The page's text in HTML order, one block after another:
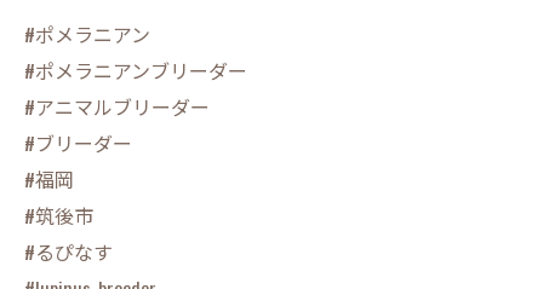
#ポメラニアン
#ポメラニアンブリーダー
#アニマルブリーダー
#ブリーダー
#福岡
#筑後市
#るぴなす